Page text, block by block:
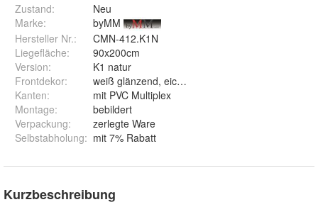
Zustand:
Neu
Marke:
byMM
Hersteller Nr.:
CMN-412.K1N
Liegefläche:
90x200cm
Version:
K1 natur
Frontdekor:
weiß glänzend, eiche natur seidenmatt
Kanten:
mit PVC Multiplex
Montage:
bebildert
Verpackung:
zerlegte Ware
Selbstabholung: mit 7% Rabatt
Kurzbeschreibung